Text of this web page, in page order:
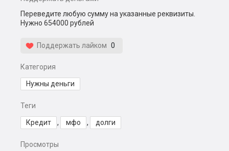
Переведите любую сумму на указанные реквизиты.
Нужно 654000 рублей
Поддержать лайком 0
Категория
Нужны деньги
Теги
Кредит , мфо , долги
Просмотры